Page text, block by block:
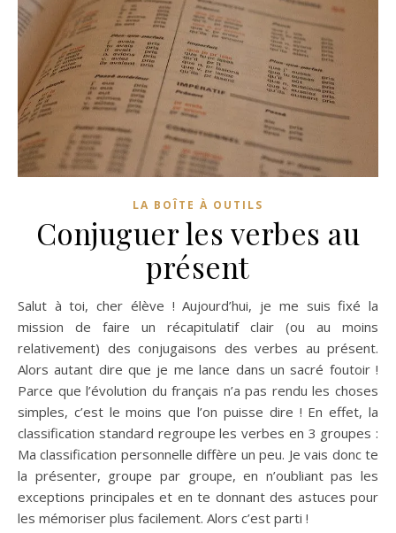
LA BOÎTE À OUTILS
Conjuguer les verbes au
présent
Salut à toi, cher élève ! Aujourd’hui, je me suis fixé la
mission de faire un récapitulatif clair (ou au moins
relativement) des conjugaisons des verbes au présent.
Alors autant dire que je me lance dans un sacré foutoir !
Parce que l’évolution du français n’a pas rendu les choses
simples, c’est le moins que l’on puisse dire ! En effet, la
classification standard regroupe les verbes en 3 groupes :
Ma classification personnelle diffère un peu. Je vais donc te
la présenter, groupe par groupe, en n’oubliant pas les
exceptions principales et en te donnant des astuces pour
les mémoriser plus facilement. Alors c’est parti !